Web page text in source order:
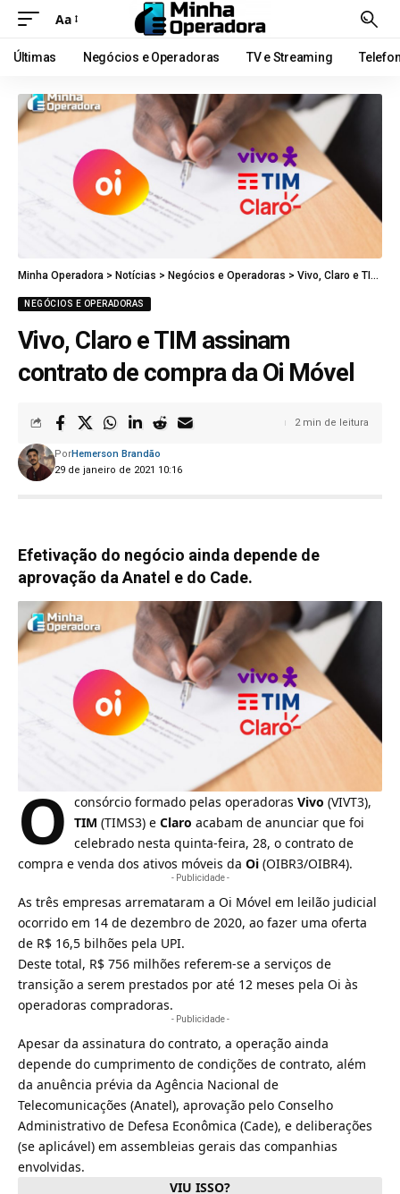
Aa
Últimas Negócios e Operadoras TV e Streaming
Minha Operadora > Notícias > Negócios e Operadoras > Vivo, Claro e TIM assinam contrato de compra da Oi Móvel
NEGÓCIOS E OPERADORAS
Vivo, Claro e TIM assinam
contrato de compra da Oi Móvel
29 de janeiro de 2021 10:16
PorHemerson Brandão
2 min de leitura
Efetivação do negócio ainda depende de
aprovação da Anatel e do Cade.
O consórcio formado pelas operadoras Vivo (VIVT3),
TIM (TIMS3) e Claro acabam de anunciar que foi
celebrado nesta quinta-feira, 28, o contrato de
compra e venda dos ativos móveis da Oi (OIBR3/OIBR4).
- Publicidade -
As três empresas arremataram a Oi Móvel em leilão judicial
ocorrido em 14 de dezembro de 2020, ao fazer uma oferta
de R$ 16,5 bilhões pela UPI.
Deste total, R$ 756 milhões referem-se a serviços de
transição a serem prestados por até 12 meses pela Oi às
operadoras compradoras.
- Publicidade -
Apesar da assinatura do contrato, a operação ainda
depende do cumprimento de condições de contrato, além
da anuência prévia da Agência Nacional de
Telecomunicações (Anatel), aprovação pelo Conselho
Administrativo de Defesa Econômica (Cade), e deliberações
(se aplicável) em assembleias gerais das companhias
envolvidas.
VIU ISSO?